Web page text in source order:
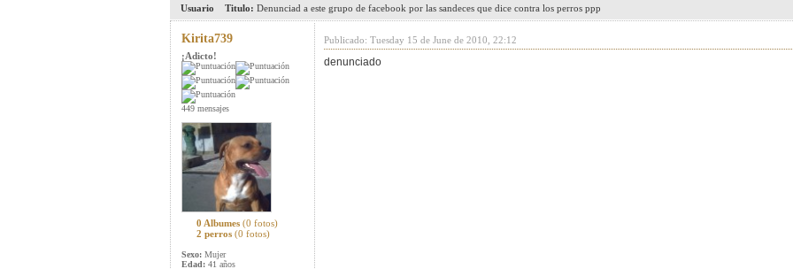
Usuario Titulo: Denunciad a este grupo de facebook por las sandeces que dice contra los perros ppp
Kirita739
¡Adicto!
449 mensajes
0 Albumes (0 fotos)
2 perros (0 fotos)
Sexo: Mujer
Edad: 41 años
Publicado: Tuesday 15 de June de 2010, 22:12
denunciado